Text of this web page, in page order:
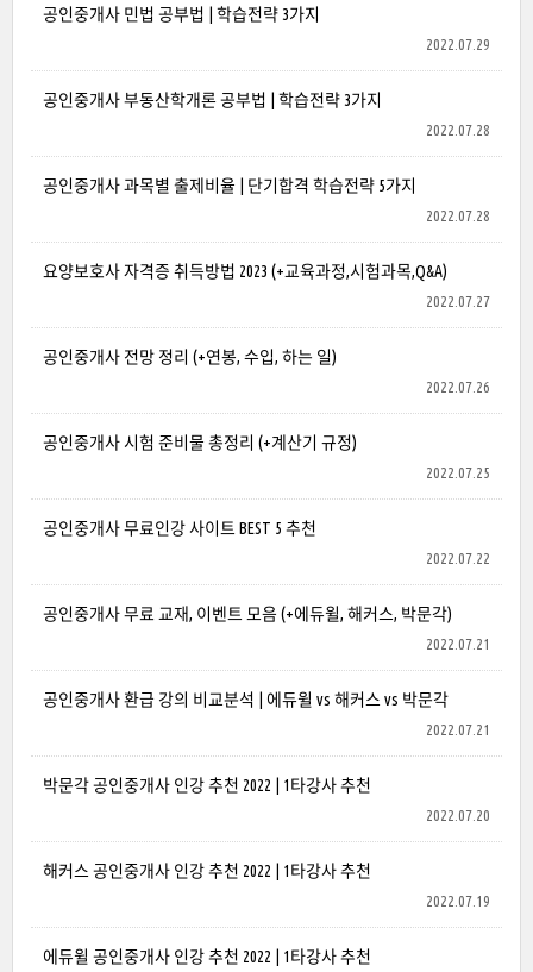
공인중개사 민법 공부법 | 학습전략 3가지
2022.07.29
공인중개사 부동산학개론 공부법 | 학습전략 3가지
2022.07.28
공인중개사 과목별 출제비율 | 단기합격 학습전략 5가지
2022.07.28
요양보호사 자격증 취득방법 2023 (+교육과정,시험과목,Q&A)
2022.07.27
공인중개사 전망 정리 (+연봉, 수입, 하는 일)
2022.07.26
공인중개사 시험 준비물 총정리 (+계산기 규정)
2022.07.25
공인중개사 무료인강 사이트 BEST 5 추천
2022.07.22
공인중개사 무료 교재, 이벤트 모음 (+에듀윌, 해커스, 박문각)
2022.07.21
공인중개사 환급 강의 비교분석 | 에듀윌 vs 해커스 vs 박문각
2022.07.21
박문각 공인중개사 인강 추천 2022 | 1타강사 추천
2022.07.20
해커스 공인중개사 인강 추천 2022 | 1타강사 추천
2022.07.19
에듀윌 공인중개사 인강 추천 2022 | 1타강사 추천